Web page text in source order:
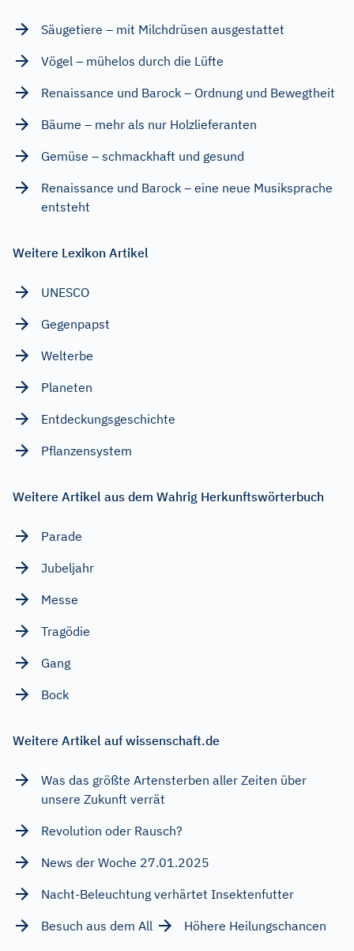
Säugetiere – mit Milchdrüsen ausgestattet
Vögel – mühelos durch die Lüfte
Renaissance und Barock – Ordnung und Bewegtheit
Bäume – mehr als nur Holzlieferanten
Gemüse – schmackhaft und gesund
Renaissance und Barock – eine neue Musiksprache
entsteht
Weitere Lexikon Artikel
UNESCO
Gegenpapst
Welterbe
Planeten
Entdeckungsgeschichte
Pflanzensystem
Weitere Artikel aus dem Wahrig Herkunftswörterbuch
Parade
Jubeljahr
Messe
Tragödie
Gang
Bock
Weitere Artikel auf wissenschaft.de
Was das größte Artensterben aller Zeiten über
unsere Zukunft verrät
Revolution oder Rausch?
News der Woche 27.01.2025
Nacht-Beleuchtung verhärtet Insektenfutter
Besuch aus dem All
Höhere Heilungschancen